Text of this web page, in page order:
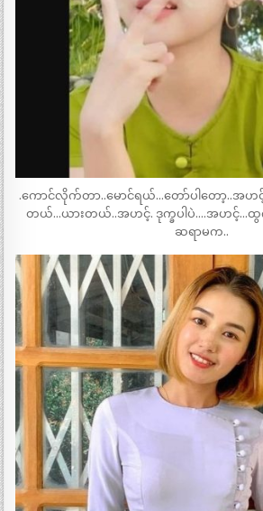
.ကောင်လိုက်တာ..မောင်ရယ်…တော်ပါတော့..အဟ
တယ်…ယားတယ်..အဟင့်. ဒုက္ခပါပဲ….အဟင့်…ထွ
ဆရာမက..